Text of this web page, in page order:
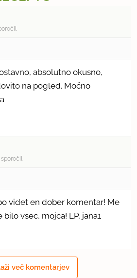
absolutno okusno,
na pogled. Močno
sporočil
videt en dober komentar! Me
vsec, mojca! LP, jana1
več komentarjev